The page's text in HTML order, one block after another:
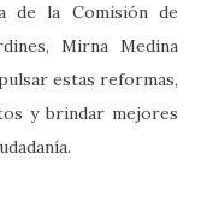
de la Comisión de
Mirna Medina
estas reformas,
y brindar mejores